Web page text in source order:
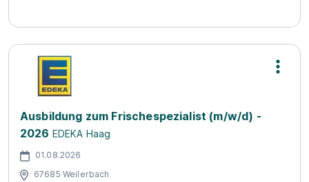
Ausbildung zum Frischespezialist (m/w/d) -
2026 EDEKA Haag
01.08.2026
67685 Weilerbach